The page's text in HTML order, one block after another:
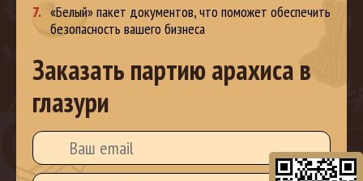
«Белый» пакет документов, что поможет обеспечить
безопасность вашего бизнеса
Заказать партию арахиса в
глазури